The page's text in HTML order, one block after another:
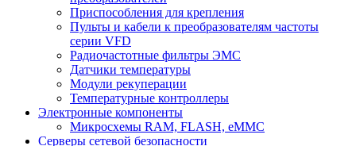
Приспособления для крепления
Пульты и кабели к преобразователям частоты
серии VFD
Радиочастотные фильтры ЭМС
Датчики температуры
Модули рекуперации
Температурные контроллеры
Электронные компоненты
Микросхемы RAM, FLASH, eMMC
Серверы сетевой безопасности